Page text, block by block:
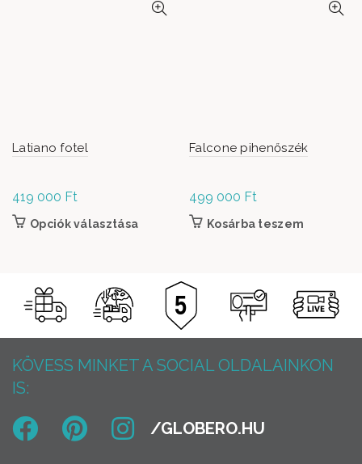
Latiano fotel
419 000 Ft
Opciók választása Ennek a terméknek több variációja van. A
Falcone pihenőszék
499 000 Ft
Kosárba teszem
KÖVESS MINKET A SOCIAL OLDALAINKON
IS: